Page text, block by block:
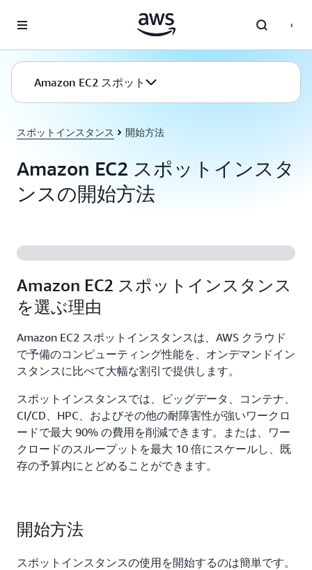
Amazon EC2 スポット
スポットインスタンス 開始方法
Amazon EC2 スポットインスタ
ンスの開始方法
Amazon EC2 スポットインスタンス
を選ぶ理由
Amazon EC2 スポットインスタンスは、AWS クラウド
で予備のコンピューティング性能を、オンデマンドイン
スタンスに比べて大幅な割引で提供します。
スポットインスタンスでは、ビッグデータ、コンテナ、
CI/CD、HPC、およびその他の耐障害性が強いワークロ
ードで最大 90% の費用を削減できます。または、ワー
クロードのスループットを最大 10 倍にスケールし、既
存の予算内にとどめることができます。
開始方法
スポットインスタンスの使用を開始するのは簡単です。